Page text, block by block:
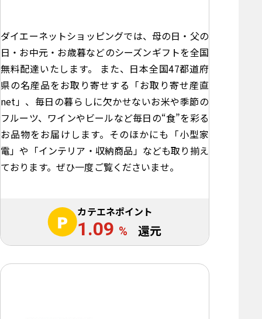
ダイエーネットショッピングでは、母の日・父の
日・お中元・お歳暮などのシーズンギフトを全国
無料配達いたします。 また、日本全国47都道府
県の名産品をお取り寄せする「お取り寄せ産直
net」、毎日の暮らしに欠かせないお米や季節の
フルーツ、ワインやビールなど毎日の“食”を彩る
お品物をお届けします。そのほかにも「小型家
電」や「インテリア・収納商品」なども取り揃え
ております。ぜひ一度ご覧くださいませ。
カテエネポイント
1.09 % 還元